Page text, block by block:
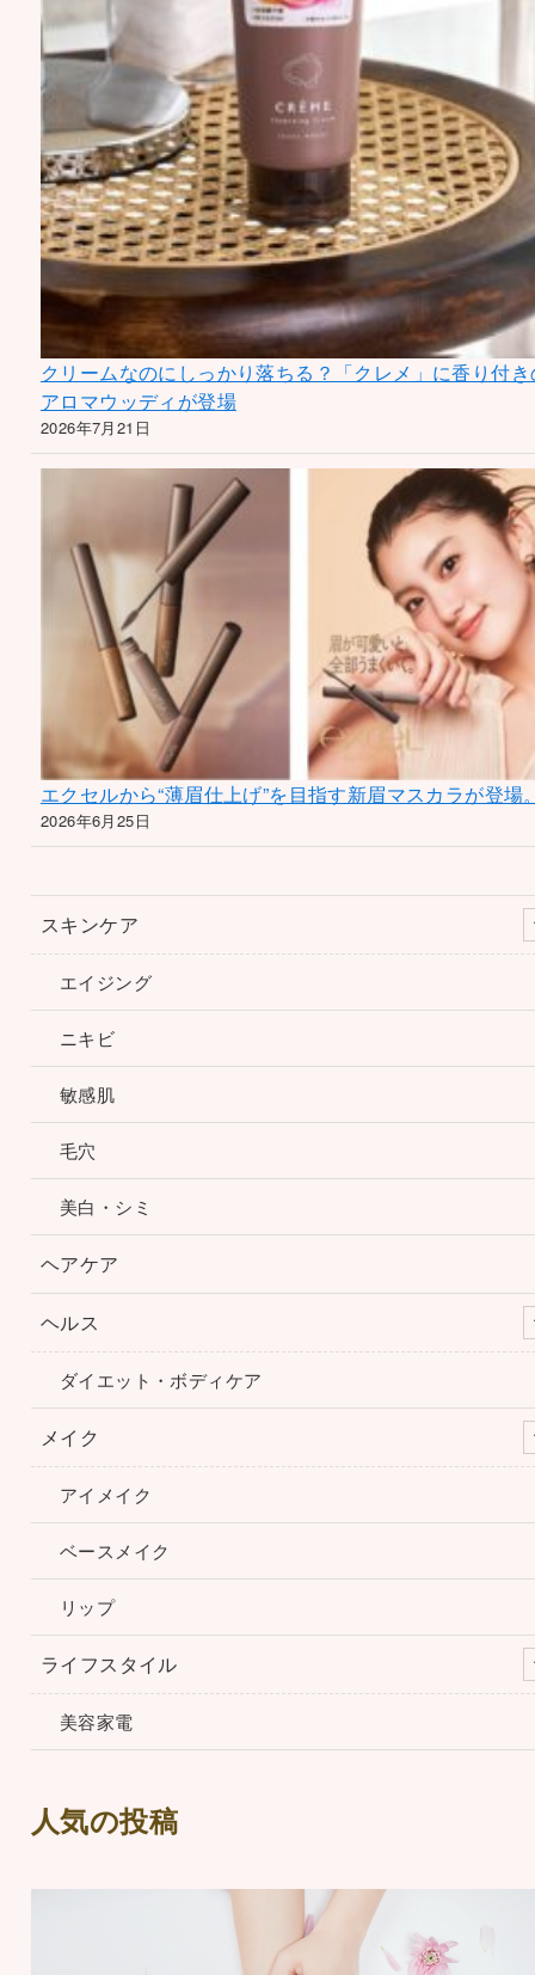
クリームなのにしっかり落ちる？「クレメ」に香り付
アロマウッディが登場
2026年7月21日
エクセルから“薄眉仕上げ”を目指す新眉マスカラが登場
2026年6月25日
スキンケア
エイジング
ニキビ
敏感肌
毛穴
美白・シミ
ヘアケア
ヘルス
ダイエット・ボディケア
メイク
アイメイク
ベースメイク
リップ
ライフスタイル
美容家電
人気の投稿